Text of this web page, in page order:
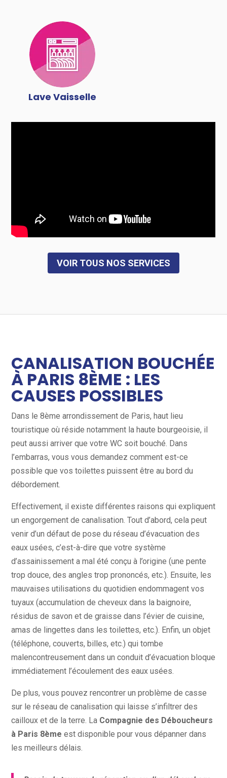
Lave Vaisselle
VOIR TOUS NOS SERVICES
CANALISATION BOUCHÉE
À PARIS 8ÈME : LES
CAUSES POSSIBLES
Dans le 8ème arrondissement de Paris, haut lieu
touristique où réside notamment la haute bourgeoisie, il
peut aussi arriver que votre WC soit bouché. Dans
l’embarras, vous vous demandez comment est-ce
possible que vos toilettes puissent être au bord du
débordement.
Effectivement, il existe différentes raisons qui expliquent
un engorgement de canalisation. Tout d’abord, cela peut
venir d’un défaut de pose du réseau d’évacuation des
eaux usées, c’est-à-dire que votre système
d’assainissement a mal été conçu à l’origine (une pente
trop douce, des angles trop prononcés, etc.). Ensuite, les
mauvaises utilisations du quotidien endommagent vos
tuyaux (accumulation de cheveux dans la baignoire,
résidus de savon et de graisse dans l’évier de cuisine,
amas de lingettes dans les toilettes, etc.). Enfin, un objet
(téléphone, couverts, billes, etc.) qui tombe
malencontreusement dans un conduit d’évacuation bloque
immédiatement l’écoulement des eaux usées.
De plus, vous pouvez rencontrer un problème de casse
sur le réseau de canalisation qui laisse s’infiltrer des
cailloux et de la terre. La Compagnie des Déboucheurs
à Paris 8ème est disponible pour vous dépanner dans
les meilleurs délais.